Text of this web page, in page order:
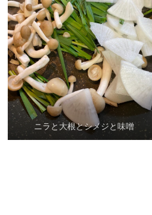
ニラと大根とシメジと味噌